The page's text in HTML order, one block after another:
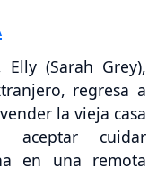
(Sarah Grey),
regresa a
la vieja casa
aceptar cuidar
en una remota